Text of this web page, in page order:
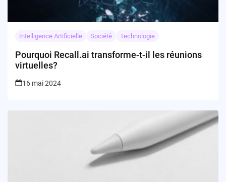
Intelligence Artificielle Société Technologie
Pourquoi Recall.ai transforme-t-il les réunions
virtuelles?
16 mai 2024